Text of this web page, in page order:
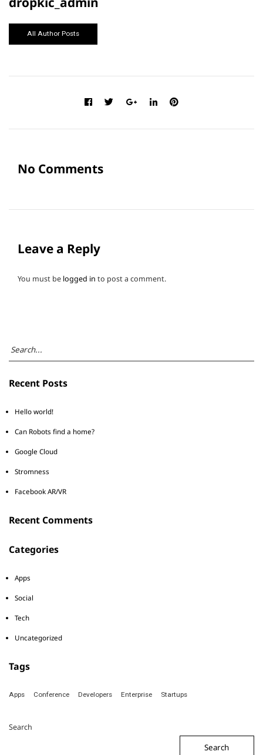
All Author Posts
No Comments
Leave a Reply
You must be logged in to post a comment.
Recent Posts
Hello world!
Can Robots find a home?
Google Cloud
Stromness
Facebook AR/VR
Recent Comments
Categories
Apps
Social
Tech
Uncategorized
Tags
Apps Conference Developers Enterprise Startups
Search
Search